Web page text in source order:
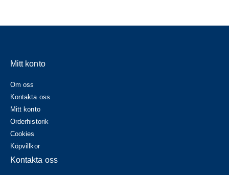
Mitt konto
Om oss
Kontakta oss
Mitt konto
Orderhistorik
Cookies
Köpvillkor
Kontakta oss